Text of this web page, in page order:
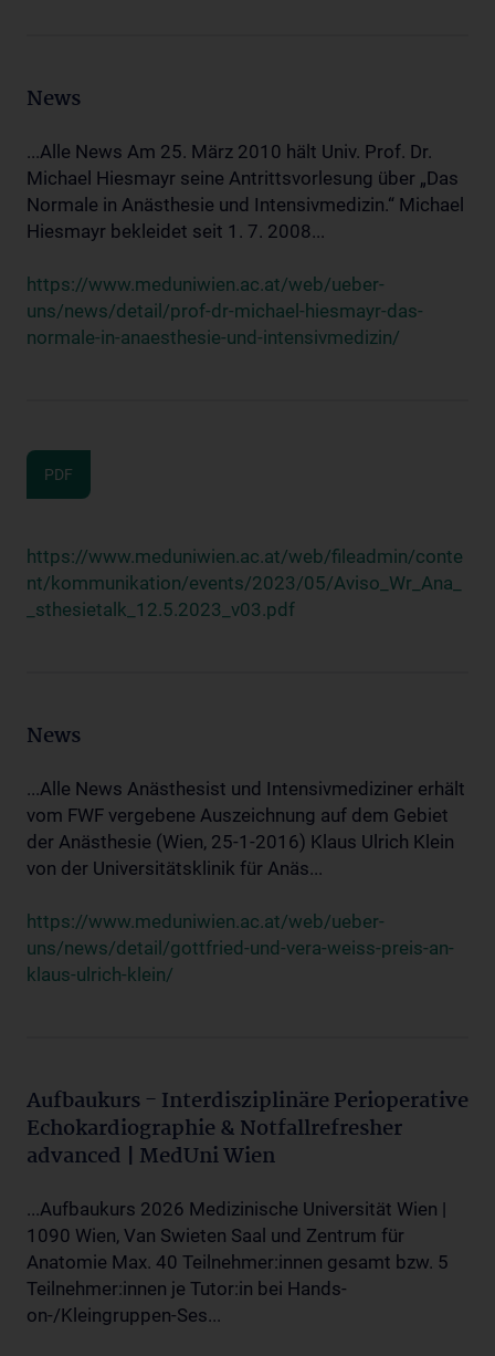
News
...Alle News Am 25. März 2010 hält Univ. Prof. Dr.
Michael Hiesmayr seine Antrittsvorlesung über „Das
Normale in Anästhesie und Intensivmedizin.“ Michael
Hiesmayr bekleidet seit 1. 7. 2008...
https://www.meduniwien.ac.at/web/ueber-
uns/news/detail/prof-dr-michael-hiesmayr-das-
normale-in-anaesthesie-und-intensivmedizin/
PDF
https://www.meduniwien.ac.at/web/fileadmin/conte
nt/kommunikation/events/2023/05/Aviso_Wr_Ana_
_sthesietalk_12.5.2023_v03.pdf
News
...Alle News Anästhesist und Intensivmediziner erhält
vom FWF vergebene Auszeichnung auf dem Gebiet
der Anästhesie (Wien, 25-1-2016) Klaus Ulrich Klein
von der Universitätsklinik für Anäs...
https://www.meduniwien.ac.at/web/ueber-
uns/news/detail/gottfried-und-vera-weiss-preis-an-
klaus-ulrich-klein/
Aufbaukurs - Interdisziplinäre Perioperative
Echokardiographie & Notfallrefresher
advanced | MedUni Wien
...Aufbaukurs 2026 Medizinische Universität Wien |
1090 Wien, Van Swieten Saal und Zentrum für
Anatomie Max. 40 Teilnehmer:innen gesamt bzw. 5
Teilnehmer:innen je Tutor:in bei Hands-
on-/Kleingruppen-Ses...